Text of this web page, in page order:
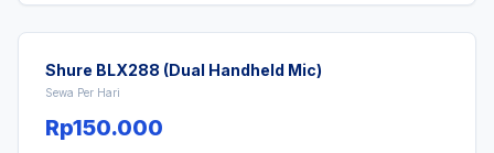
Shure BLX288 (Dual Handheld Mic)
Sewa Per Hari
Rp150.000